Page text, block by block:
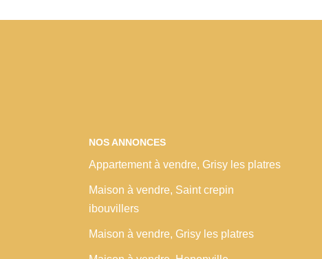
NOS ANNONCES
Appartement à vendre, Grisy les platres
Maison à vendre, Saint crepin
ibouvillers
Maison à vendre, Grisy les platres